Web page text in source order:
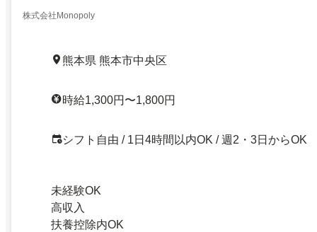
株式会社Monopoly
熊本県 熊本市中央区
時給1,300円〜1,800円
シフト自由 / 1日4時間以内OK / 週2・3日からOK
未経験OK
高収入
扶養控除内OK